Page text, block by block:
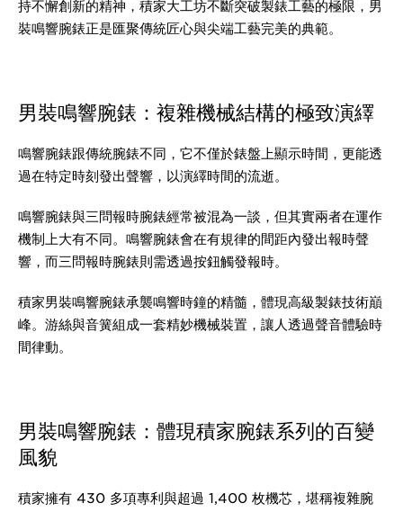
持不懈創新的精神，積家大工坊不斷突破製錶工藝的極限，男
裝鳴響腕錶正是匯聚傳統匠心與尖端工藝完美的典範。
男裝鳴響腕錶：複雜機械結構的極致演繹
鳴響腕錶跟傳統腕錶不同，它不僅於錶盤上顯示時間，更能透
過在特定時刻發出聲響，以演繹時間的流逝。
鳴響腕錶與三問報時腕錶經常被混為一談，但其實兩者在運作
機制上大有不同。鳴響腕錶會在有規律的間距內發出報時聲
響，而三問報時腕錶則需透過按鈕觸發報時。
積家男裝鳴響腕錶承襲鳴響時鐘的精髓，體現高級製錶技術巔
峰。游絲與音簧組成一套精妙機械裝置，讓人透過聲音體驗時
間律動。
男裝鳴響腕錶：體現積家腕錶系列的百變
風貌
積家擁有 430 多項專利與超過 1,400 枚機芯，堪稱複雜腕